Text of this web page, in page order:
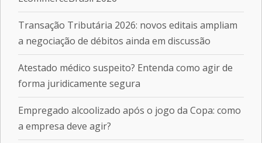
Transação Tributária 2026: novos editais ampliam
a negociação de débitos ainda em discussão
Atestado médico suspeito? Entenda como agir de
forma juridicamente segura
Empregado alcoolizado após o jogo da Copa: como
a empresa deve agir?